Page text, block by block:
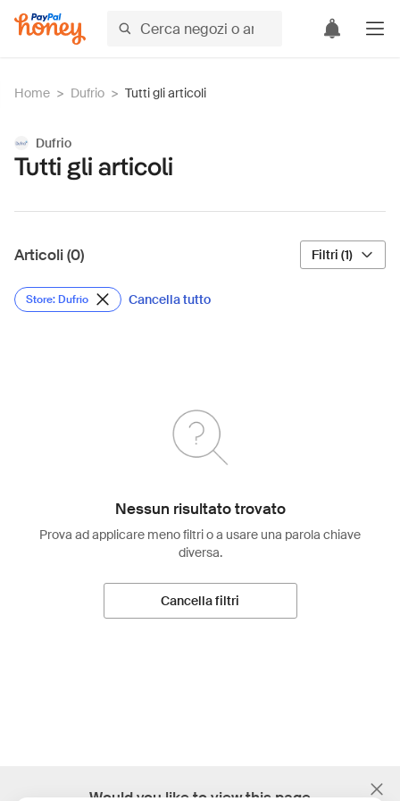
Home > Dufrio > Tutti gli articoli
Dufrio
Tutti gli articoli
Articoli (0) Filtri (1)
Store: Dufrio Cancella tutto
Nessun risultato trovato
Prova ad applicare meno filtri o a usare una parola chiave
diversa.
Cancella filtri